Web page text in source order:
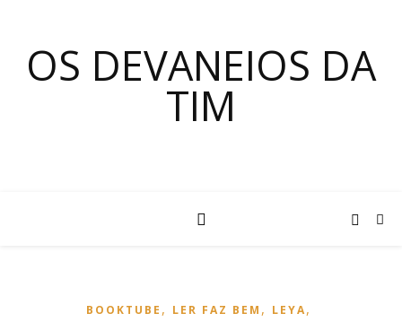
OS DEVANEIOS DA
TIM
BOOKTUBE , LER FAZ BEM , LEYA,